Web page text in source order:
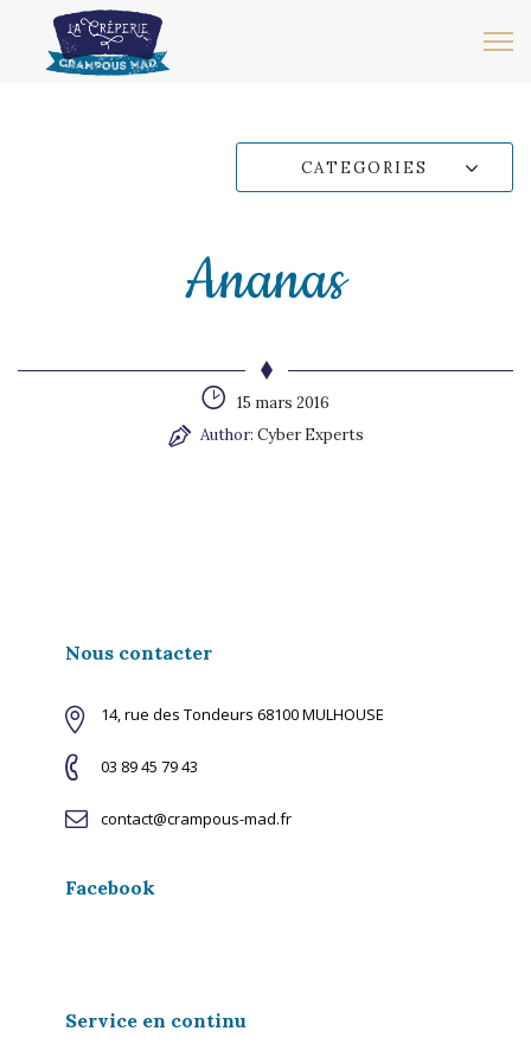
CATEGORIES
Ananas
15 mars 2016
Author: Cyber Experts
Nous contacter
14, rue des Tondeurs 68100 MULHOUSE
03 89 45 79 43
contact@crampous-mad.fr
Facebook
Service en continu